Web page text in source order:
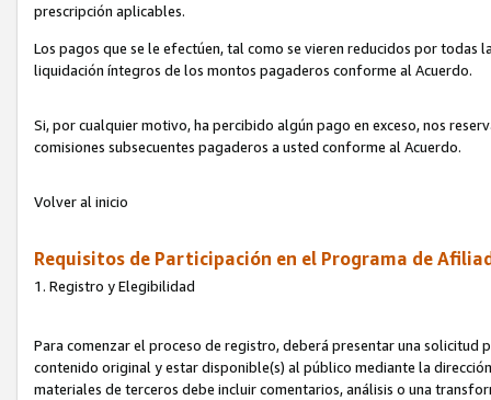
prescripción aplicables.
Los pagos que se le efectúen, tal como se vieren reducidos por todas
liquidación íntegros de los montos pagaderos conforme al Acuerdo.
Si, por cualquier motivo, ha percibido algún pago en exceso, nos
comisiones subsecuentes pagaderos a usted conforme al Acuerdo.
Volver al inicio
Requisitos de Participación en el Programa de
1. Registro y Elegibilidad
Para comenzar el proceso de registro, deberá presentar una solicitud
contenido original y estar disponible(s) al público mediante la
materiales de terceros debe incluir comentarios, análisis o una